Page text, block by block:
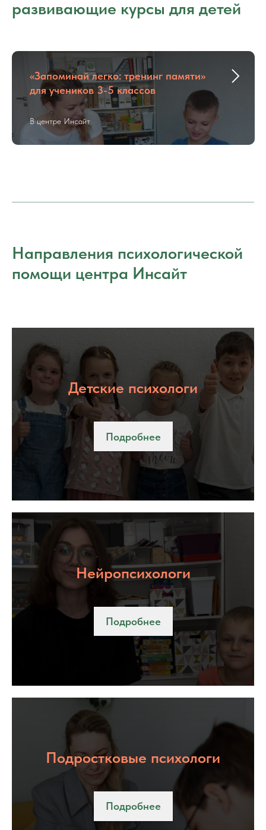
развивающие курсы для детей
«Запоминай легко: тренинг памяти»
для учеников 3-5 классов
В центре Инсайт
Направления психологической
помощи центра Инсайт
Детские психологи
Подробнее
Нейропсихологи
Подробнее
Подростковые психологи
Подробнее